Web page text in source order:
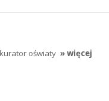
oświaty » więcej